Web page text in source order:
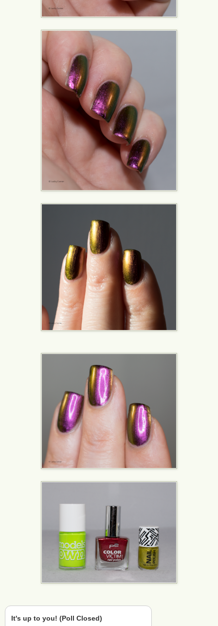
It's up to you! (Poll Closed)